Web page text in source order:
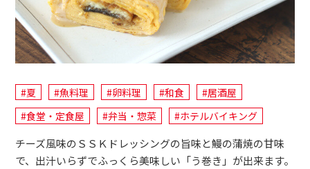
#夏 #魚料理 #卵料理 #和食
#居酒屋
#食堂・定食屋
#弁当・惣菜 #ホテルバイキング
チーズ風味のＳＳＫドレッシングの旨味と鰻の蒲焼の甘味
で、出汁いらずでふっくら美味しい「う巻き」が出来ます。